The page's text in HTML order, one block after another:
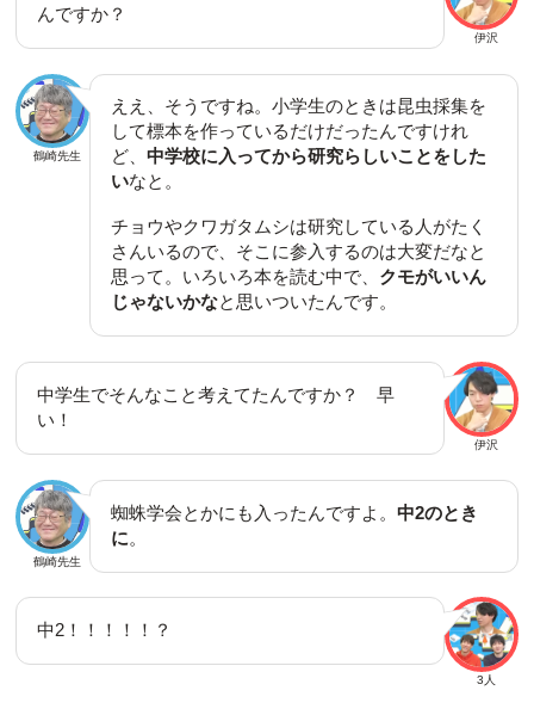
伊沢
んですか？
鶴崎先生
ええ、そうですね。小学生のときは昆虫採集を
して標本を作っているだけだったんですけれ
ど、中学校に入ってから研究らしいことをした
いなと。
チョウやクワガタムシは研究している人がたく
さんいるので、そこに参入するのは大変だなと
思って。いろいろ本を読む中で、 クモがいいん
じゃないかなと思いついたんです。
伊沢
中学生でそんなこと考えてたんですか？ 早
い！
鶴崎先生
蜘蛛学会とかにも入ったんですよ。中2のとき
に。
3人
中2！！！！！？